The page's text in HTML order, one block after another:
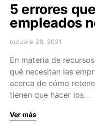
5 errores
empleados
octubre 28, 2021
En materia de
qué necesitan las
acerca de cómo
tienen que hacer los…
Ver más